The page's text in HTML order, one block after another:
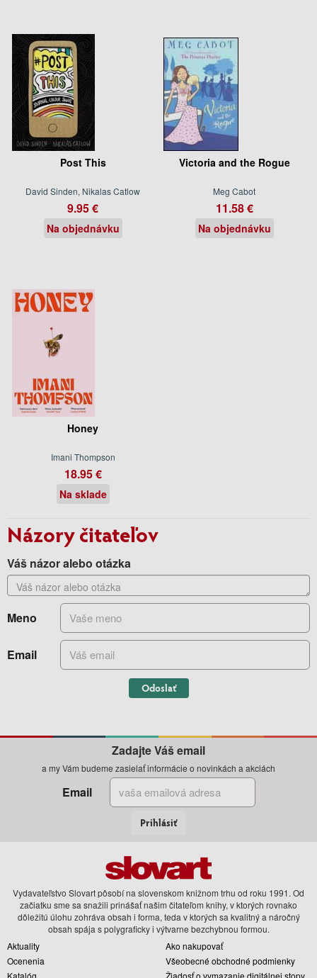
Post This
David Sinden, Nikalas Catlow
9.95 €
Na objednávku
Victoria and the Rogue
Meg Cabot
11.58 €
Na objednávku
Honey
Imani Thompson
18.95 €
Na sklade
Názory čitateľov
Váš názor alebo otázka
Meno
Email
Odoslať
Zadajte Váš email
a my Vám budeme zasielať informácie o novinkách a akciách
Email
Prihlásiť
Vydavateľstvo Slovart pôsobí na slovenskom knižnom trhu od roku 1991. Od
začiatku sme sa snažili prinášať našim čitateľom knihy, v ktorých rovnako
dôležitú úlohu zohráva obsah i forma, teda v ktorých sa kvalitný a náročný
obsah spája s polygraficky i výtvarne bezchybnou formou.
Aktuality
Ocenenia
Katalóg
Ako nakupovať
Všeobecné obchodné podmienky
Žiadosť o vymazanie digitálnej stopy